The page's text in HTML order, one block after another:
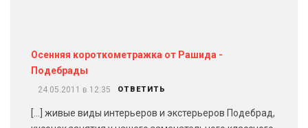
Осенняя короткометражка от Рашида -
Подебрады
24.05.2011 в 12:35 ОТВЕТИТЬ
[…] живые виды интерьеров и экстерьеров Подебрад,